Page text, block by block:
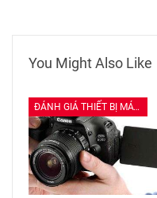
You Might Also Like
ĐÁNH GIÁ THIẾT BỊ MÁY ẢNH